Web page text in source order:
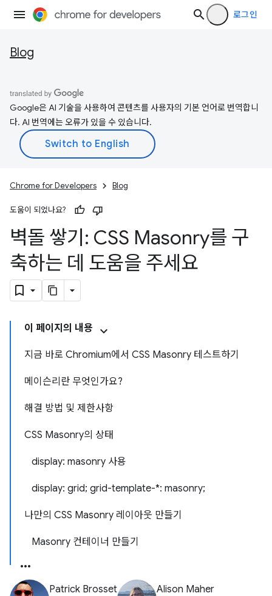
로그인
Blog
Google은 AI 기술을 사용하여 콘텐츠를 사용자의 기본 언어로 번역합니
다. AI 번역에는 오류가 있을 수 있습니다.
Chrome for Developers Blog
도움이 되었나요?
벽돌 쌓기: CSS Masonry를 구
축하는 데 도움을 주세요
이 페이지의 내용
지금 바로 Chromium에서 CSS Masonry 테스트하기
메이슨리란 무엇인가요?
해결 방법 및 제한사항
CSS Masonry의 상태
display: masonry 사용
display: grid; grid-template-*: masonry;
나만의 CSS Masonry 레이아웃 만들기
Masonry 컨테이너 만들기
Patrick Brosset Alison Maher